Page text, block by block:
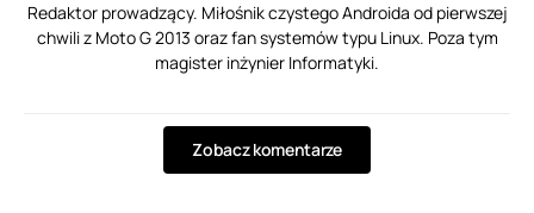
Redaktor prowadzący. Miłośnik czystego Androida od pierwszej
chwili z Moto G 2013 oraz fan systemów typu Linux. Poza tym
magister inżynier Informatyki.
Zobacz komentarze